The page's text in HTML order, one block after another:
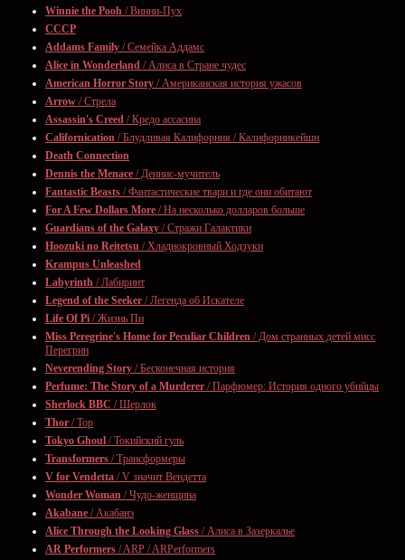
Winnie the Pooh / Винни-Пух
СССР
Addams Family / Семейка Аддамс
Alice in Wonderland / Алиса в Стране чудес
American Horror Story / Американская история ужасов
Arrow / Стрела
Assassin's Creed / Кредо ассасина
Californication / Блудливая Калифорния / Калифорникейшн
Death Connection
Dennis the Menace / Деннис-мучитель
Fantastic Beasts / Фантастические твари и где они обитают
For A Few Dollars More / На несколько долларов больше
Guardians of the Galaxy / Стражи Галактики
Hoozuki no Reitetsu / Хладнокровный Ходзуки
Krampus Unleashed
Labyrinth / Лабиринт
Legend of the Seeker / Легенда об Искателе
Life Of Pi / Жизнь Пи
Miss Peregrine's Home for Peculiar Children / Дом странных детей мисс
Перегрин
Neverending Story / Бесконечная история
Perfume: The Story of a Murderer / Парфюмер: История одного убийцы
Sherlock BBC / Шерлок
Thor / Тор
Tokyo Ghoul / Токийский гуль
Transformers / Трансформеры
V for Vendetta / V значит Вендетта
Wonder Woman / Чудо-женщина
Akabane / Акабанэ
Alice Through the Looking Glass / Алиса в Зазеркалье
AR Performers / ARP / ARPerformers